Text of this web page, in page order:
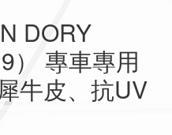
DORY
） 專車專用
牛皮、抗UV